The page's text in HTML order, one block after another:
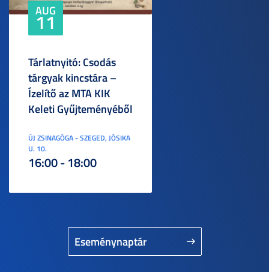
Eseménynaptár
AUG
11
Tárlatnyitó: Csodás
tárgyak kincstára –
Ízelítő az MTA KIK
Keleti Gyűjteményéből
ÚJ ZSINAGÓGA - SZEGED, JÓSIKA
U. 10.
16:00 - 18:00